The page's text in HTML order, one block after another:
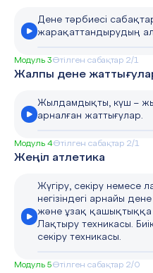
Дене тәрбиесі
жарақаттандырудың
Модуль 3Өтілген сабақтар 2/1
Жалпы дене
Жылдамдықты, күш –
арналған жаттығулар.
Модуль 4Өтілген сабақтар 2/1
Жеңіл атлетика
Жүгіру, секіру немесе
негізіндегі арнайы
және ұзақ қашықтыққа
Лақтыру техникасы.
секіру техникасы.
Модуль 5Өтілген сабақтар 2/0